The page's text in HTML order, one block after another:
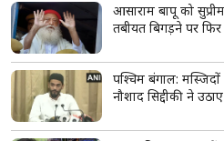
आसाराम बापू को
तबीयत बिगड़ने पर
पश्चिम बंगाल:
नौशाद सिद्दीकी ने